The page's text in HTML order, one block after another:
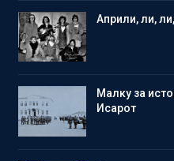
Aприли, ли,
Малку за
Исарот